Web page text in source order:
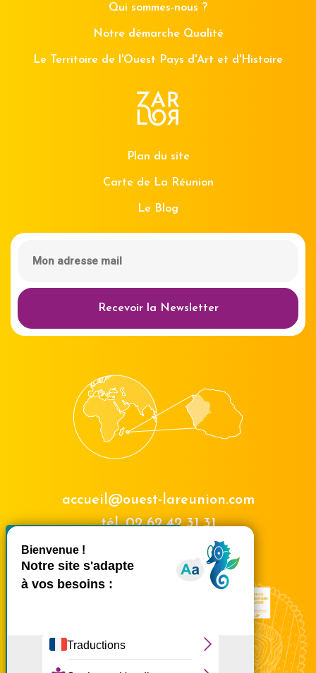
Tout accepter
Masquer le
Qui sommes-nous ?
Notre démarche Qualité
Le Territoire de l'Ouest Pays d'Art et d'Histoire
Plan du site
Carte de La Réunion
Le Blog
Recevoir la Newsletter
accueil@ouest-lareunion.com
tél.02 62 42 31 31
Nous rencontrer